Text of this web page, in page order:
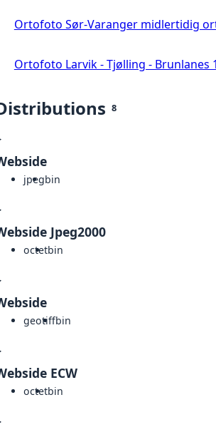
Ortofoto Sør-Varanger midlertidig
Ortofoto Larvik - Tjølling - Brunlanes
8
jpegbin
Jpeg2000
octetbin
geotiffbin
ECW
octetbin